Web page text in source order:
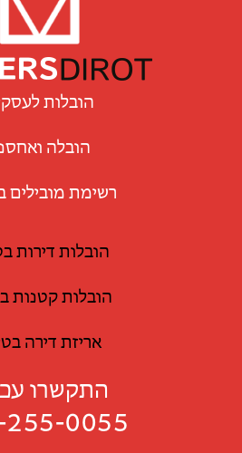
הובלות
הובלה
רשימת מובילים
הובלות דירות
הובלות קטנות
אריזת דירה
התקשרו
255-0055